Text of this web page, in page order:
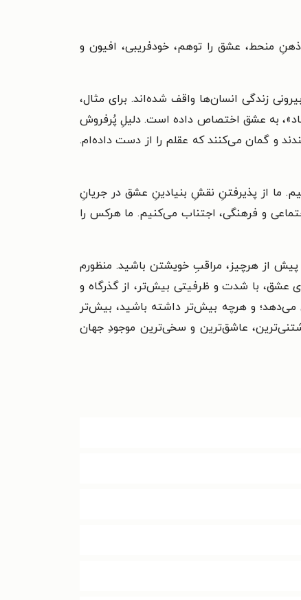
منحط، عشق را توهم، خودفریبی، افیون و
زندگی انسان‌ها واقف شده‌اند. برای مثال،
به عشق اختصاص داده است. دلیلِ پُرفروش
و گمان می‌کنند که عقلم را از دست داده‌ام.
ما از پذیرفتنِ نقشِ بنیادینِ عشق در جریانِ
و فرهنگی، اجتناب می‌کنیم. ما هرکس را
از هرچیز، مراقبِ خویشتن باشید. منظورم
عشق، با شدت و ظرفیتی بیش‌تر، از گذرگاه و
و هرچه بیش‌تر داشته باشید، بیش‌تر
عاشق‌ترین و سخی‌ترین موجودِ جهان